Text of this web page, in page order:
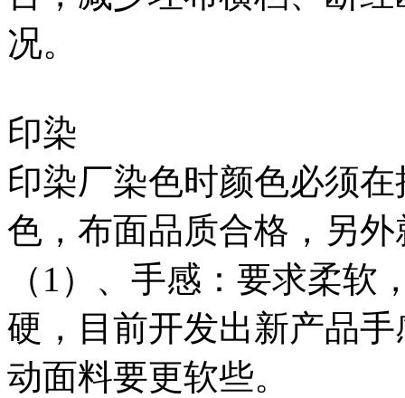
况。
印染
印染厂染色时颜色必须
色，布面品质合格，另
（1）、手感：要求柔
硬，目前开发出新产品
动面料要更软些。